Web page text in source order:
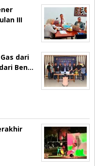
III
dari
Ben…